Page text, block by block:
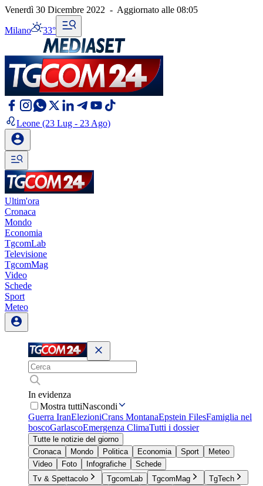
Venerdì 30 Dicembre 2022 - Aggiornato alle 08:05
Milano 33°
Leone (23 Lug - 23 Ago)
Ultim'ora
Cronaca
Mondo
Economia
TgcomLab
Televisione
TgcomMag
Video
Schede
Sport
Meteo
In evidenza
Mostra tuttiNascondi
Guerra IranElezioniCrans MontanaEpstein FilesFamiglia nel
boscoGarlascoEmergenza ClimaTutti i dossier
Tutte le notizie del giorno
Cronaca
Mondo Politica Economia Sport
Meteo
Video
Foto Infografiche
Schede
Tv & Spettacolo
TgcomLab TgcomMag
TgTech